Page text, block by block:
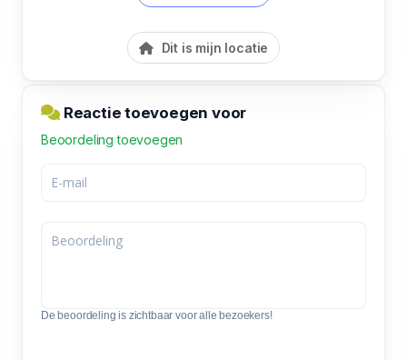
Dit is mijn locatie
Reactie toevoegen voor
Beoordeling toevoegen
De beoordeling is zichtbaar voor alle bezoekers!